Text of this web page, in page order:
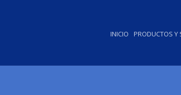
INICIO PRODUCTOS Y